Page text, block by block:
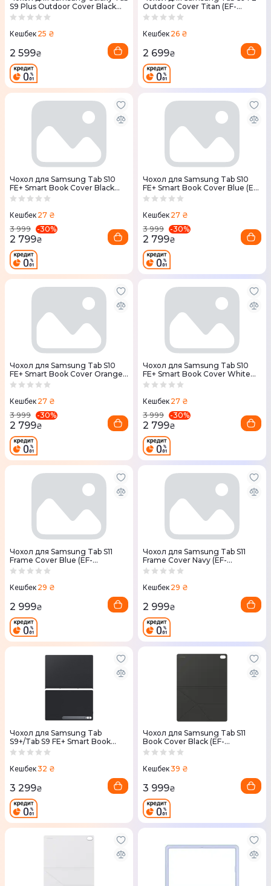
S9 Plus Outdoor Cover Black
(EF-RX810CBEGWW)
Кешбек 25 ₴
2 599₴
Outdoor Cover Titan (EF-
RX610CBEGWW)
Кешбек 26 ₴
2 699₴
Чохол для Samsung Tab S10
FE+ Smart Book Cover Black
(EF-BX620PBEGWW)
Кешбек 27 ₴
3 999
-30%
2 799₴
Чохол для Samsung Tab S10
FE+ Smart Book Cover Blue (EF-
BX620PLEGWW)
Кешбек 27 ₴
3 999
-30%
2 799₴
Чохол для Samsung Tab S10
FE+ Smart Book Cover Orange
(EF-BX620POEGWW)
Кешбек 27 ₴
3 999
-30%
2 799₴
Чохол для Samsung Tab S10
FE+ Smart Book Cover White
(EF-BX620PWEGWW)
Кешбек 27 ₴
3 999
-30%
2 799₴
Чохол для Samsung Tab S11
Frame Cover Blue (EF-
JX730CLEGWW)
Кешбек 29 ₴
2 999₴
Чохол для Samsung Tab S11
Frame Cover Navy (EF-
JX730CNEGWW)
Кешбек 29 ₴
2 999₴
Чохол для Samsung Tab
S9+/Tab S9 FE+ Smart Book
Cover Black
Кешбек32 ₴
3 299₴
Чохол для Samsung Tab S11
Book Cover Black (EF-
BX730PBEGWW)
Кешбек39 ₴
3 999₴